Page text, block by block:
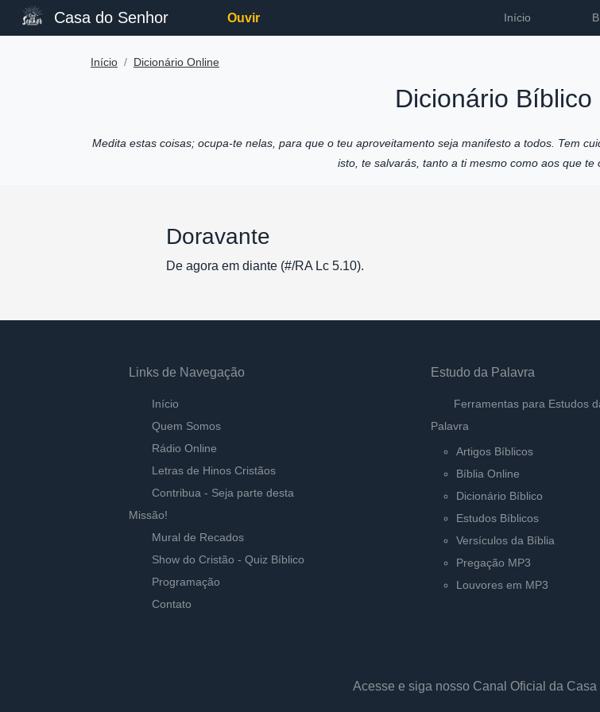
Casa do Senhor Ouvir Início
Início Dicionário Online
Dicionário Bíblico
Medita estas coisas; ocupa-te nelas, para que o teu aproveitamento seja manifesto a todos. Tem
isto, te salvarás, tanto a ti mesmo como aos que te
Doravante
De agora em diante (#/RA Lc 5.10).
Links de Navegação
Início
Quem Somos
Rádio Online
Letras de Hinos Cristãos
Contribua - Seja parte desta
Missão!
Mural de Recados
Show do Cristão - Quiz Bíblico
Programação
Contato
Estudo da Palavra
Ferramentas para Estudos
Palavra
Artigos Bíblicos
Bíblia Online
Dicionário Bíblico
Estudos Bíblicos
Versículos da Bíblia
Pregação MP3
Louvores em MP3
Acesse e siga nosso Canal Oficial da